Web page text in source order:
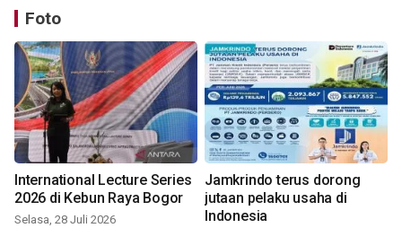
Foto
International Lecture Series
2026 di Kebun Raya Bogor
Selasa, 28 Juli 2026
Jamkrindo terus dorong
jutaan pelaku usaha di
Indonesia